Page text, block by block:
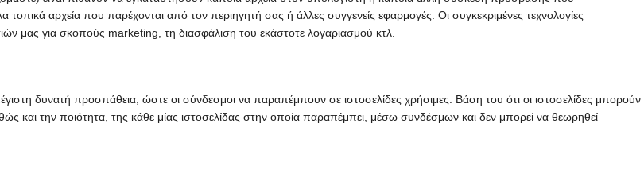
αρχεία που παρέχονται από τον περιηγητή σας ή άλλες συγγενείς εφαρμογές. Οι συγκεκριμένες τεχνολογίες
μας για σκοπούς marketing, τη διασφάλιση του εκάστοτε λογαριασμού κτλ.
δυνατή προσπάθεια, ώστε οι σύνδεσμοι να παραπέμπουν σε ιστοσελίδες χρήσιμες. Βάση του ότι οι ιστοσελίδες μπορούν
και την ποιότητα, της κάθε μίας ιστοσελίδας στην οποία παραπέμπει, μέσω συνδέσμων και δεν μπορεί να θεωρηθεί